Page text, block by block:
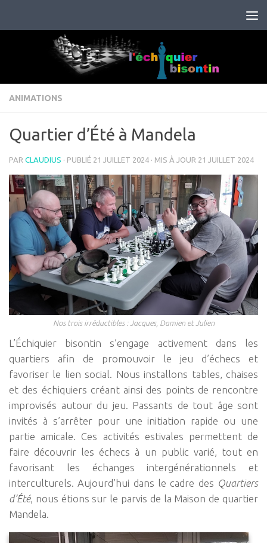
ANIMATIONS
Quartier d’Été à Mandela
PAR CLAUDIUS · PUBLIÉ 21 JUILLET 2024 · MIS À JOUR 21 JUILLET 2024
Nos trois irréductibles : Jacques, Damien et Julien
L’Échiquier bisontin s’engage activement dans les
quartiers afin de promouvoir le jeu d’échecs et
favoriser le lien social. Nous installons tables, chaises
et des échiquiers créant ainsi des points de rencontre
improvisés autour du jeu. Passants de tout âge sont
invités à s’arrêter pour une initiation rapide ou une
partie amicale. Ces activités estivales permettent de
faire découvrir les échecs à un public varié, tout en
favorisant les échanges intergénérationnels et
interculturels. Aujourd’hui dans le cadre des Quartiers
d’Été, nous étions sur le parvis de la Maison de quartier
Mandela.